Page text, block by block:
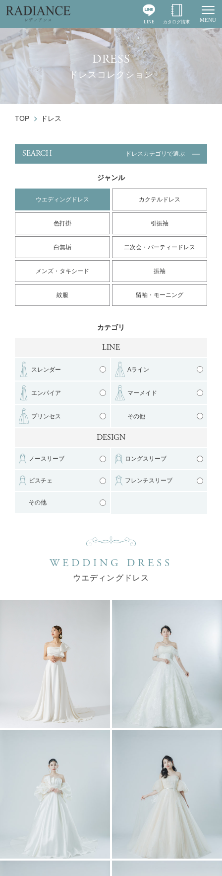
MENU
LINE カタログ請求
DRESS
ドレスコレクション
TOP ドレス
SEARCH ドレスカテゴリで選ぶ
ジャンル
ウエディングドレス カクテルドレス
色打掛 引振袖
白無垢 二次会・パーティードレス
メンズ・タキシード 振袖
紋服 留袖・モーニング
カテゴリ
LINE
スレンダー Aライン
エンパイア マーメイド
プリンセス その他
DESIGN
ノースリーブ ロングスリーブ
ビスチェ フレンチスリーブ
その他
WEDDING DRESS
ウエディングドレス